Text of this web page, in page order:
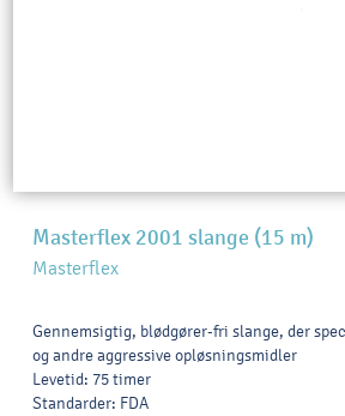
Masterflex 2001 slange (15 m)
Masterflex
Gennemsigtig, blødgører-fri slange, der
og andre aggressive opløsningsmidler
Levetid: 75 timer
Standarder: FDA